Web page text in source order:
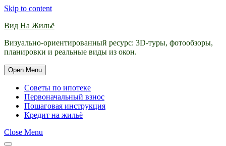
Skip to content
Вид На Жильё
Визуально-ориентированный ресурс: 3D-туры, фотообзоры,
планировки и реальные виды из окон.
Open Menu
Советы по ипотеке
Первоначальный взнос
Пошаговая инструкция
Кредит на жильё
Close Menu